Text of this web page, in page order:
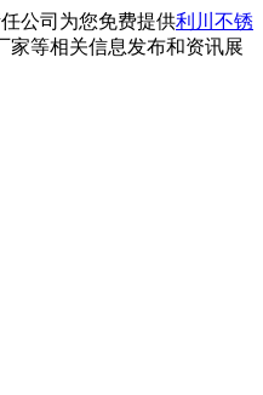
公司为您免费提供利川不锈
家等相关信息发布和资讯展